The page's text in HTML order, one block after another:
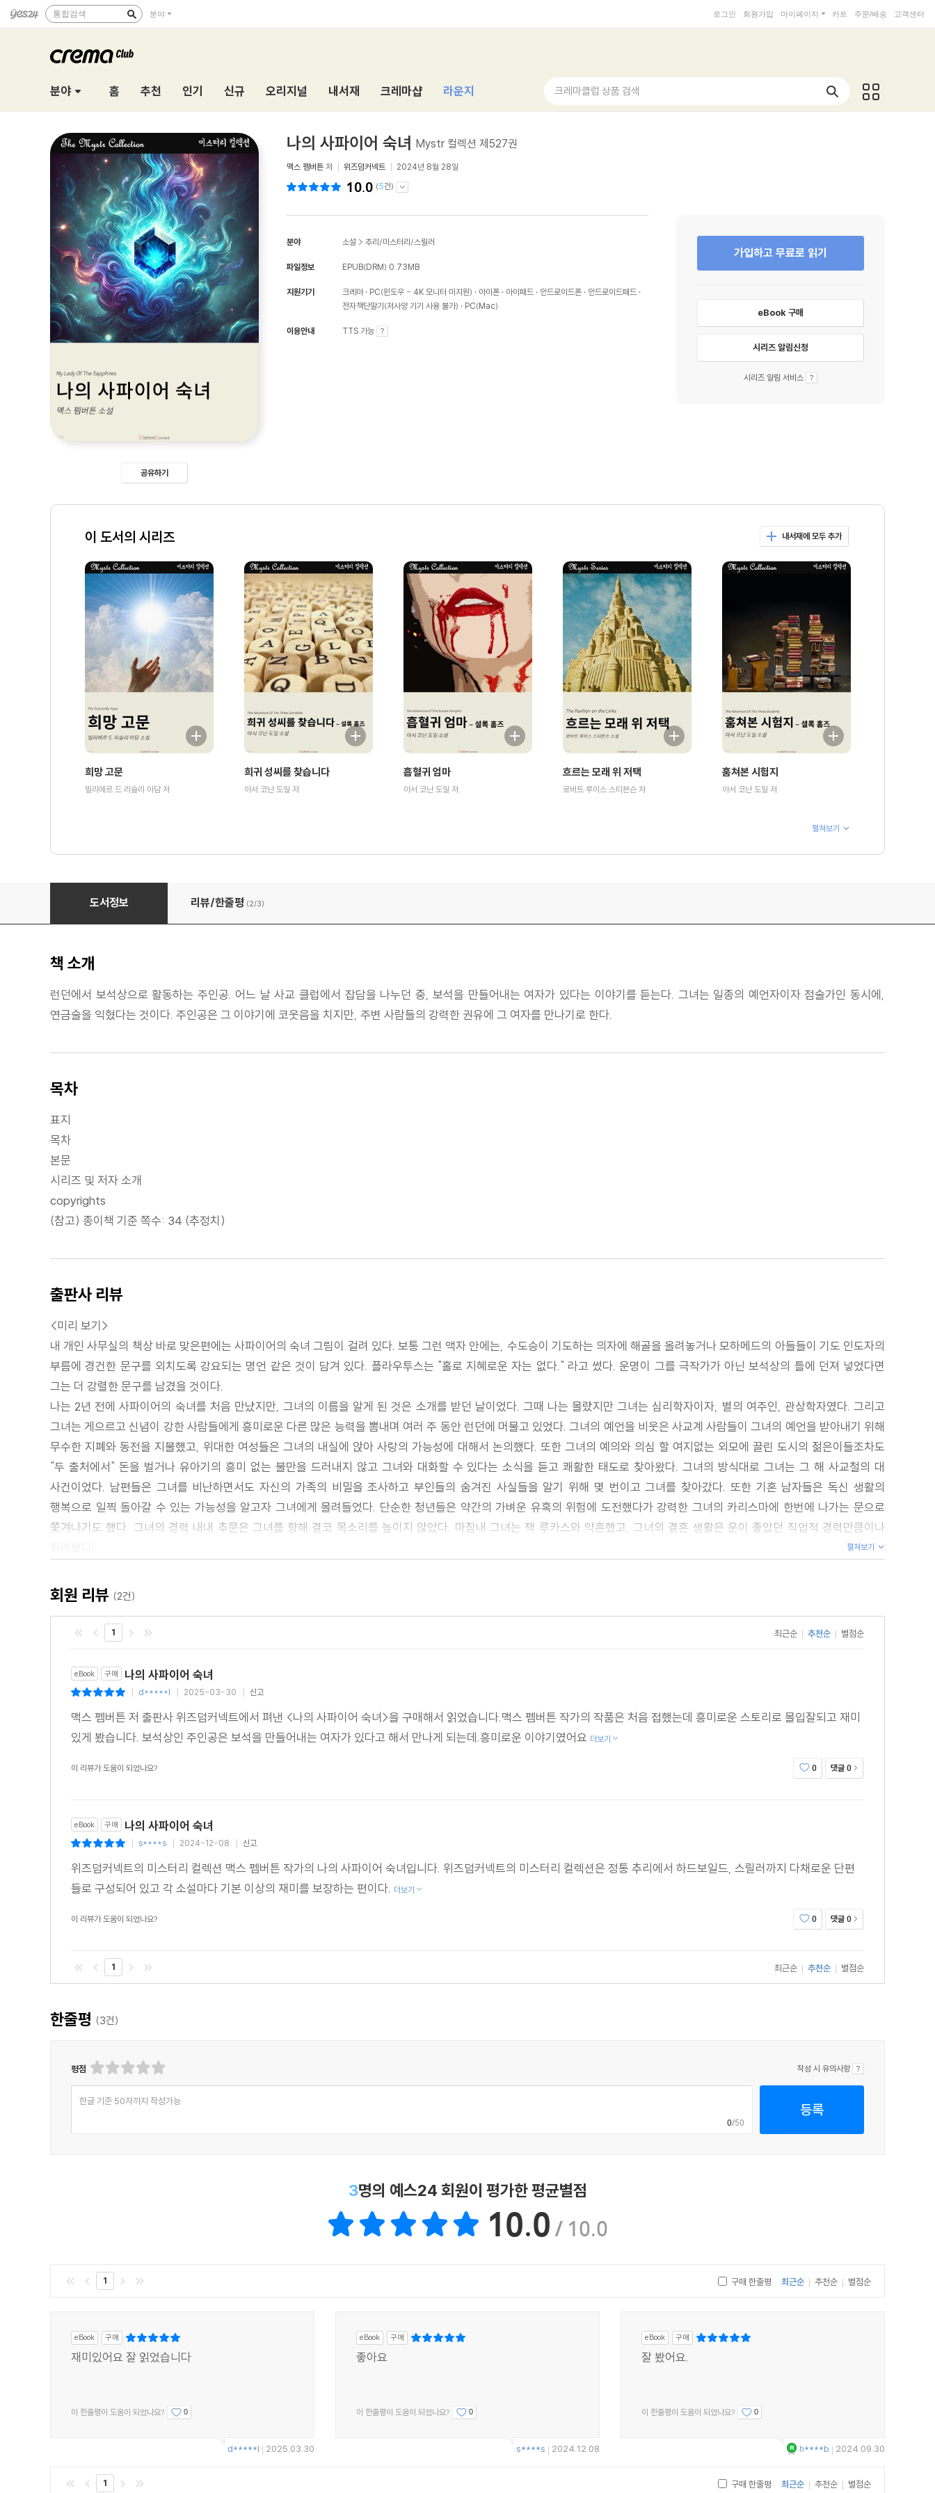
통합검색 분야 로그인 회원가입 마이페이지 카트 주문/배송 고객센터
분야 홈 추천 인기 신규 오리지널 내서재 크레마샵 라운지 크레마클럽 상품 검색
공유하기
나의 사파이어 숙녀 Mystr 컬렉션 제527권
맥스 펨버튼 저 위즈덤커넥트 2024년 8월 28일
10.0 (5건)
분야 소설 > 추리/미스터리/스릴러
파일정보 EPUB(DRM) 0.73MB
지원기기 크레마 PC(윈도우 - 4K 모니터 미지원) 아이폰 아이패드 안드로이드폰
안드로이드패드
전자책단말기(저사양 기기 사용 불가)
PC(Mac)
이용안내 TTS 가능
가입하고 무료로 읽기
eBook 구매
시리즈 알림신청
시리즈 알림 서비스
이 도서의 시리즈 내서재에 모두 추가
희망 고문
빌리에르 드 리슬리 아담 저
희귀 성씨를 찾습니다
아서 코난 도일 저
흡혈귀 엄마
아서 코난 도일 저
흐르는 모래 위 저택
로버트 루이스 스티븐슨 저
훔쳐본 시험지
아서 코난 도일 저
펼쳐보기
나의 사파이어 숙녀
도서정보 리뷰/한줄평 (2/3)
책 소개
런던에서 보석상으로 활동하는 주인공. 어느 날 사교 클럽에서 잡담을 나누던 중, 보석을 만들어내는 여자가 있다는 이야기를 듣는다. 그녀는 일종의 예언자이자 점술가인 동시에,
연금술을 익혔다는 것이다. 주인공은 그 이야기에 코웃음을 치지만, 주변 사람들의 강력한 권유에 그 여자를 만나기로 한다.
목차
표지
목차
본문
시리즈 및 저자 소개
copyrights
(참고) 종이책 기준 쪽수: 34 (추정치)
출판사 리뷰
<미리 보기>
내 개인 사무실의 책상 바로 맞은편에는 사파이어의 숙녀 그림이 걸려 있다. 보통 그런 액자 안에는, 수도승이 기도하는 의자에 해골을 올려놓거나 모하메드의 아들들이 기도 인도자의
부름에 경건한 문구를 외치도록 강요되는 명언 같은 것이 담겨 있다. 플라우투스는 "홀로 지혜로운 자는 없다." 라고 썼다. 운명이 그를 극작가가 아닌 보석상의 틀에 던져 넣었다면
그는 더 강렬한 문구를 남겼을 것이다.
나는 2년 전에 사파이어의 숙녀를 처음 만났지만, 그녀의 이름을 알게 된 것은 소개를 받던 날이었다. 그때 나는 몰랐지만 그녀는 심리학자이자, 별의 여주인, 관상학자였다. 그리고
그녀는 게으르고 신념이 강한 사람들에게 흥미로운 다른 많은 능력을 뽐내며 여러 주 동안 런던에 머물고 있었다. 그녀의 예언을 비웃은 사교계 사람들이 그녀의 예언을 받아내기 위해
무수한 지폐와 동전을 지불했고, 위대한 여성들은 그녀의 내실에 앉아 사랑의 가능성에 대해서 논의했다. 또한 그녀의 예의와 의심 할 여지없는 외모에 끌린 도시의 젊은이들조차도
"두 출처에서" 돈을 벌거나 유아기의 흥미 없는 불만을 드러내지 않고 그녀와 대화할 수 있다는 소식을 듣고 쾌활한 태도로 찾아왔다. 그녀의 방식대로 그녀는 그 해 사교철의 대
사건이었다. 남편들은 그녀를 비난하면서도 자신의 가족의 비밀을 조사하고 부인들의 숨겨진 사실들을 알기 위해 몇 번이고 그녀를 찾아갔다. 또한 기혼 남자들은 독신 생활의
행복으로 일찍 돌아갈 수 있는 가능성을 알고자 그녀에게 몰려들었다. 단순한 청년들은 약간의 가벼운 유혹의 위험에 도전했다가 강력한 그녀의 카리스마에 한번에 나가는 문으로
쫓겨나기도 했다. 그녀의 경력 내내 추문은 그녀를 향해 결코 목소리를 높이지 않았다. 마침내 그녀는 잭 루카스와 약혼했고, 그녀의 결혼 생활은 운이 좋았던 직업적 경력만큼이나
<추천평>
저널리즘 학교를 창립하기도 했다. 이 작품은 버나드 서튼 이라는 보석상을 주인공으로 훔친 보석 이야기를 다루는 연작 중 한 편이다. 주인공은 지적이고 매력적인 신사이며, 자신의
- Whstlers Mon, Goodreads 독자
"보석상이자 탐정인 버나드 서튼이 주인공인 추리 소설. 셜록 홈즈의 경쟁자가 될 만하다고 생각한다. 상당한 가치가 있는 작품이다."
- MrsE, Goodreads 독자
"보석상이 잃어버리거나 절도 당한 보석과 관련된 사건을 해결하는 이야기. 단편 소설의 맛이 살아 있다."
펼쳐보기
회원 리뷰 (2건)
1 최근순 추천순 별점순
eBook 구매 나의 사파이어 숙녀
d*****l 2025-03-30 신고
맥스 펨버튼 저 출판사 위즈덤커넥트에서 펴낸 <나의 사파이어 숙녀>을 구매해서 읽었습니다.맥스 펨버튼 작가의 작품은 처음 접했는데 흥미로운 스토리로 몰입잘되고 재미
있게 봤습니다. 보석상인 주인공은 보석을 만들어내는 여자가 있다고 해서 만나게 되는데.흥미로운 이야기였어요 더보기
이 리뷰가 도움이 되었나요? 0 댓글 0
eBook 구매 나의 사파이어 숙녀
s****s 2024-12-08 신고
위즈덤커넥트의 미스터리 컬렉션 맥스 펨버튼 작가의 나의 사파이어 숙녀입니다. 위즈덤커넥트의 미스터리 컬렉션은 정통 추리에서 하드보일드, 스릴러까지 다채로운 단편
들로 구성되어 있고 각 소설마다 기본 이상의 재미를 보장하는 편이다. 더보기
이 리뷰가 도움이 되었나요? 0 댓글 0
1 최근순 추천순 별점순
한줄평 (3건)
평점 작성 시 유의사항
한글 기준 50자까지 작성가능
0/50
등록
3명의 예스24 회원이 평가한 평균별점
10.0 / 10.0
1 구매 한줄평 최근순 추천순 별점순
eBook 구매
재미있어요 잘 읽었습니다
이 한줄평이 도움이 되었나요? 0
d*****l 2025.03.30
eBook 구매
좋아요
이 한줄평이 도움이 되었나요? 0
s****s 2024.12.08
eBook 구매
잘 봤어요.
이 한줄평이 도움이 되었나요? 0
h****b 2024.09.30
1 구매 한줄평 최근순 추천순 별점순